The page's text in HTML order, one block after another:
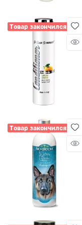
Товар закончился
Товар закончился